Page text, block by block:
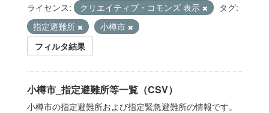
ライセンス: クリエイティブ・コモンズ 表示
タグ:
指定避難所
小樽市
フィルタ結果
小樽市_指定避難所等一覧（CSV）
小樽市の指定避難所および指定緊急避難所の情報です。